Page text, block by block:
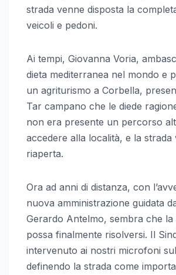
strada venne disposta la
veicoli e pedoni.
Ai tempi, Giovanna Voria,
dieta mediterranea nel mondo e
un agriturismo a Corbella,
Tar campano che le diede
non era presente un percorso
accedere alla località, e la strada
riaperta.
Ora ad anni di distanza, con
nuova amministrazione guidata
Gerardo Antelmo, sembra che la
possa finalmente risolversi. Il
intervenuto ai nostri microfoni
definendo la strada come